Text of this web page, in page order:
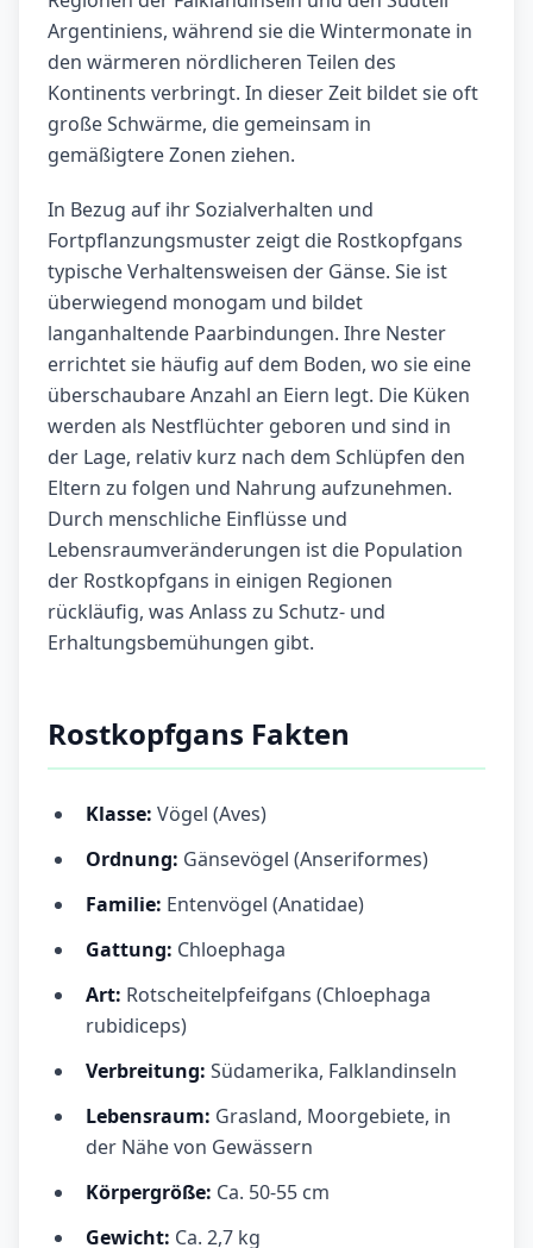
Argentiniens, während sie die Wintermonate in
den wärmeren nördlicheren Teilen des
Kontinents verbringt. In dieser Zeit bildet sie oft
große Schwärme, die gemeinsam in
gemäßigtere Zonen ziehen.
In Bezug auf ihr Sozialverhalten und
Fortpflanzungsmuster zeigt die Rostkopfgans
typische Verhaltensweisen der Gänse. Sie ist
überwiegend monogam und bildet
langanhaltende Paarbindungen. Ihre Nester
errichtet sie häufig auf dem Boden, wo sie eine
überschaubare Anzahl an Eiern legt. Die Küken
werden als Nestflüchter geboren und sind in
der Lage, relativ kurz nach dem Schlüpfen den
Eltern zu folgen und Nahrung aufzunehmen.
Durch menschliche Einflüsse und
Lebensraumveränderungen ist die Population
der Rostkopfgans in einigen Regionen
rückläufig, was Anlass zu Schutz- und
Erhaltungsbemühungen gibt.
Rostkopfgans Fakten
Klasse: Vögel (Aves)
Ordnung: Gänsevögel (Anseriformes)
Familie: Entenvögel (Anatidae)
Gattung: Chloephaga
Art: Rotscheitelpfeifgans (Chloephaga
rubidiceps)
Verbreitung: Südamerika, Falklandinseln
Lebensraum: Grasland, Moorgebiete, in
der Nähe von Gewässern
Körpergröße: Ca. 50-55 cm
Gewicht: Ca. 2,7 kg